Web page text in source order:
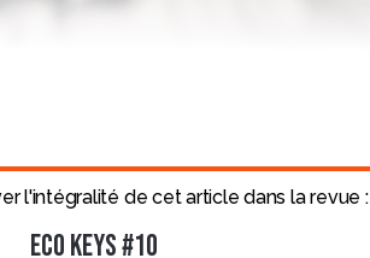
l'intégralité de cet article dans la revue :
ECO KEYS #10